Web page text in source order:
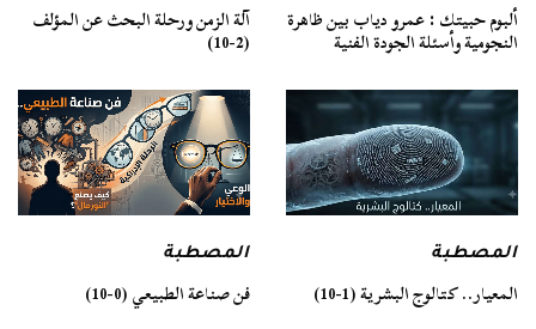
ألبوم حبيتك : عمرو دياب بين ظاهرة
النجومية وأسئلة الجودة الفنية
آلة الزمن ورحلة البحث عن المؤلف
(2-10)
المصطبة
المعيار.. كتالوج البشرية (1-10)
المصطبة
فن صناعة الطبيعي (0-10)